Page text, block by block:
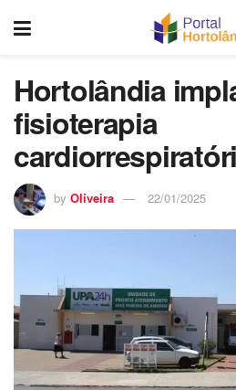
Hortolândia
fisioterapia
by Oliveira 22/01/2025